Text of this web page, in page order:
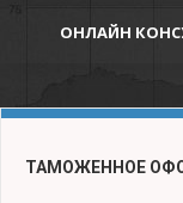
ОНЛАЙН
ТАМОЖЕННОЕ